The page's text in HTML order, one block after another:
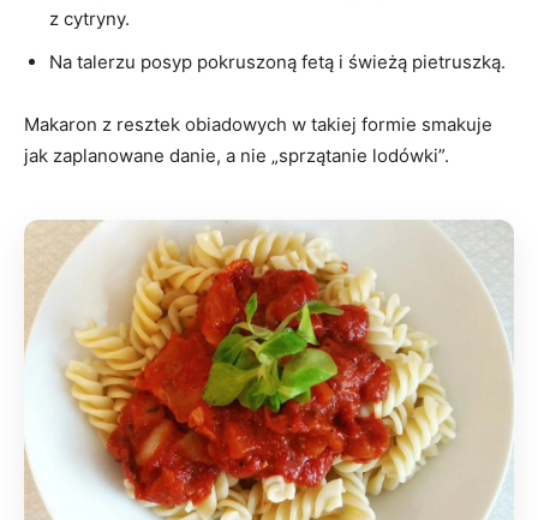
z cytryny.
Na talerzu posyp pokruszoną fetą i świeżą pietruszką.
Makaron z resztek obiadowych w takiej formie smakuje
jak zaplanowane danie, a nie „sprzątanie lodówki”.